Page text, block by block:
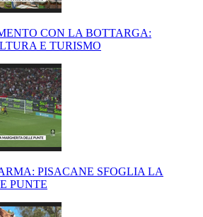
CON LA BOTTARGA:
E TURISMO
PISACANE SFOGLIA LA
PUNTE